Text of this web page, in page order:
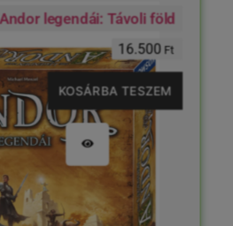
Andor legendái: Távoli föld
16.500Ft
KOSÁRBA TESZEM